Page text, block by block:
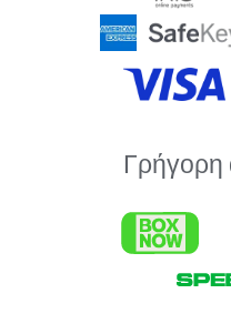
Γρήγορη